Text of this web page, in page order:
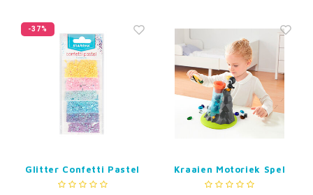
-37%
Glitter Confetti Pastel
2g, 6 Kleuren
Kraaien Motoriek Spel